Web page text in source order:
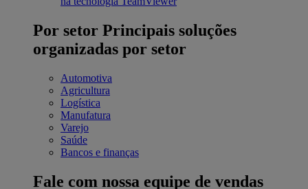
Por setor Principais soluções
organizadas por setor
Automotiva
Agricultura
Logística
Manufatura
Varejo
Saúde
Bancos e finanças
Fale com nossa equipe de vendas